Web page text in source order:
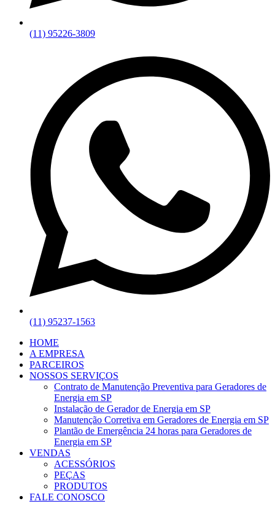
(11) 95226-3809
(11) 95237-1563
HOME
A EMPRESA
PARCEIROS
NOSSOS SERVIÇOS
Contrato de Manutenção Preventiva para Geradores de
Energia em SP
Instalação de Gerador de Energia em SP
Manutenção Corretiva em Geradores de Energia em SP
Plantão de Emergência 24 horas para Geradores de
Energia em SP
VENDAS
ACESSÓRIOS
PEÇAS
PRODUTOS
FALE CONOSCO